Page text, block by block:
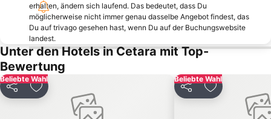
Via Chiaia
Stella
Secondigliano
Bahnhof von Sorrent
Bagnoli
Porto di Salerno
Agrópoli
San Paolo Stadium
Torre di Paestum
Piazza Dante
Die Blaue Grotte
Archäologisches Nationalmuseum
Dom des Heiligen Januarius
erhalten, ändern sich laufend. Das bedeutet, dass Du
möglicherweise nicht immer genau dasselbe Angebot findest, das
Du auf trivago gesehen hast, wenn Du auf der Buchungswebsite
landest.
Unter den Hotels in Cetara mit Top-
Bewertung
Beliebte Wahl
Teilen Zu Favoriten hinzufügen
Beliebte Wahl
Teilen Zu Favoriten